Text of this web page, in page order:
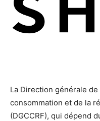
La Direction générale
consommation et de la
(DGCCRF), qui dépend